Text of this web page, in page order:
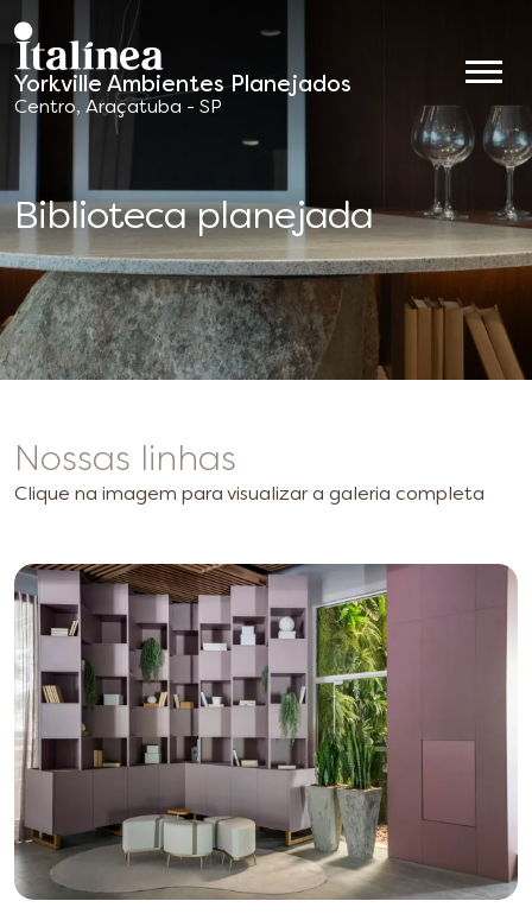
Yorkville Ambientes Planejados
Móveis
Planejados
Centro, Araçatuba - SP
Biblioteca planejada
Nossas linhas
Clique na imagem para visualizar a galeria completa